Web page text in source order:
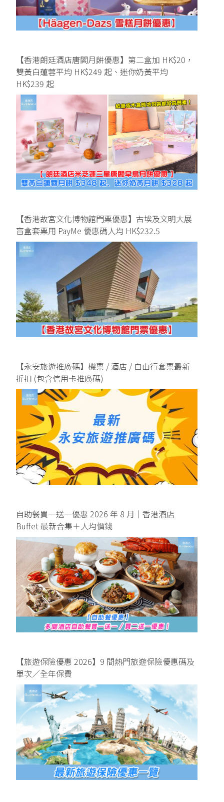
【香港朗廷酒店唐閣月餅優惠】第二盒加 HK$20，
雙黃白蓮蓉平均 HK$249 起、迷你奶黃平均
HK$239 起
【香港故宮文化博物館門票優惠】古埃及文明大展
盲盒套票用 PayMe 優惠碼人均 HK$232.5
【永安旅遊推廣碼】機票 / 酒店 / 自由行套票最新
折扣 (包含信用卡推廣碼)
自助餐買一送一優惠 2026 年 8 月｜香港酒店
Buffet 最新合集＋人均價錢
【旅遊保險優惠 2026】9 間熱門旅遊保險優惠碼及
單次／全年保費